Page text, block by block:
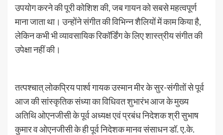
उपयोग करने की पूरी कोशिश की, जब गायन को सबसे महत्वपूर्ण
माना जाता था। उन्होंने संगीत की विभिन्न शैलियों में काम किया है,
लेकिन कभी भी व्यावसायिक रिकॉर्डिंग के लिए शास्त्रीय संगीत की
उपेक्षा नहीं की।
तत्पश्चात् लोकप्रिय पार्श्व गायक उस्मान मीर के सुर-संगीतों से पूर्व
आज की सांस्कृतिक संध्या का विधिवत शुभारंभ आज के मुख्य
अतिथि ओएनजीसी के पूर्व अध्यक्ष एवं प्रबंध निदेशक श्री सुभाष
कुमार व ओएनजीसी के ही पूर्व निदेशक मानव संसाधन डॉ. ए.के.